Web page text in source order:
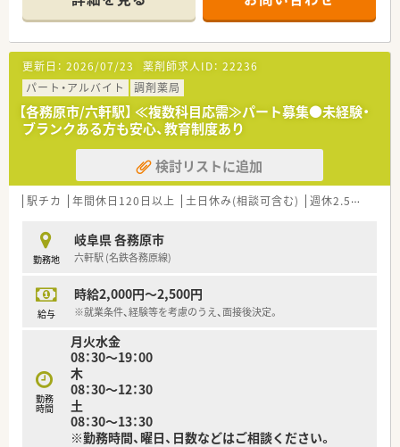
■経営者は、理解のある職場環境を心がけています。
■介護分野にも注力しており、薬剤師の活躍の場を拡げていきた
いと考えています。
＼ こんな会社です ／
■岐阜県各務原市に2店舗展開の調剤薬局です。
店舗同士は車で15分程度と近隣にあり、ヘルプ体制も充実◎
お休みが取得しやすい環境です。
■どちらの店舗も最新の調剤機器を導入しております、ご負担少
なく勤務頂けます。
■在宅を通じて「選ばれる薬局」になるため、
処方元や介護施設と連携しています。
更新日： 2026/07/23 薬剤師求人ID： 22236
パート・アルバイト
調剤薬局
【各務原市/六軒駅】 ≪複数科目応需≫パート募集●未経験・
ブランクある方も安心、教育制度あり
検討リストに追加
駅チカ 年間休日120日以上 土日休み(相談可含む) 週休2.5日以上
勤務地
岐阜県 各務原市
六軒駅 (名鉄各務原線)
給与
時給2,000円～2,500円
※就業条件、経験等を考慮のうえ、面接後決定。
勤務
時間
月火水金
08：30～19：00
木
08：30～12：30
土
08：30～13：30
※勤務時間、曜日、日数などはご相談ください。